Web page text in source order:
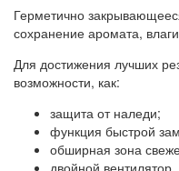
Герметично
сохранение аромата,
Для достижения лучших
возможности, как:
защита от наледи;
функция быстрой
обширная зона